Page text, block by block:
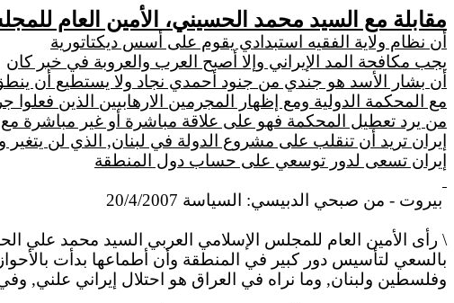
مقابلة مع السيد محمد الحسيني، الأمين العام
أن نظام ولاية الفقيه استبدادي يقوم على أسس ديكتاتورية
يجب مكافحة المد الإيراني وإلا أصبح العرب والعروبة في خبر كان
أن بشار الأسد هو جندي من جنود أحمدي نجاد ولا يستطيع أن ينطق
مع المحكمة الدولية ومع إظهار المجرمين
الارهابيين الذين فعلوا
من يرد تعطيل المحكمة فهو على علاقة مباشرة أو غير مباشرة
إيران تريد أن تنقلب على مشروع الدولة في لبنان, الذي لن يتغير
إيران تسعى لدور توسعي على حساب دول المنطقة
بيروت - من صبحي الدبيسي: السياسة 20/4/2007
\ رأى الأمين العام للمجلس الإسلامي العربي السيد محمد علي
بالسعي لتأسيس دور كبير في المنطقة وأن أطماعها بدأت بالأحواز
وفلسطين ولبنان, وما نراه في العراق هو احتلال إيراني علني,